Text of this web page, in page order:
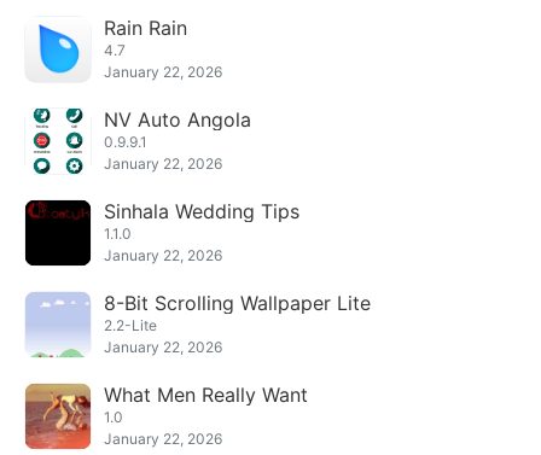
Rain Rain
4.7
January 22, 2026
NV Auto Angola
0.9.9.1
January 22, 2026
Sinhala Wedding Tips
1.1.0
January 22, 2026
8-Bit Scrolling Wallpaper Lite
2.2-Lite
January 22, 2026
What Men Really Want
1.0
January 22, 2026